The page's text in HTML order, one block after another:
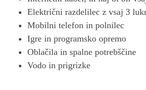
Električni razdelilec z vsaj 3
Mobilni telefon in polnilec
Igre in programsko opremo
Oblačila in spalne potrebščine
Vodo in prigrizke